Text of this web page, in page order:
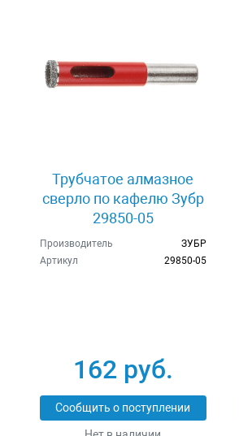
Трубчатое алмазное
сверло по кафелю Зубр
29850-05
Производитель
ЗУБР
Артикул
29850-05
162 руб.
Сообщить о поступлении